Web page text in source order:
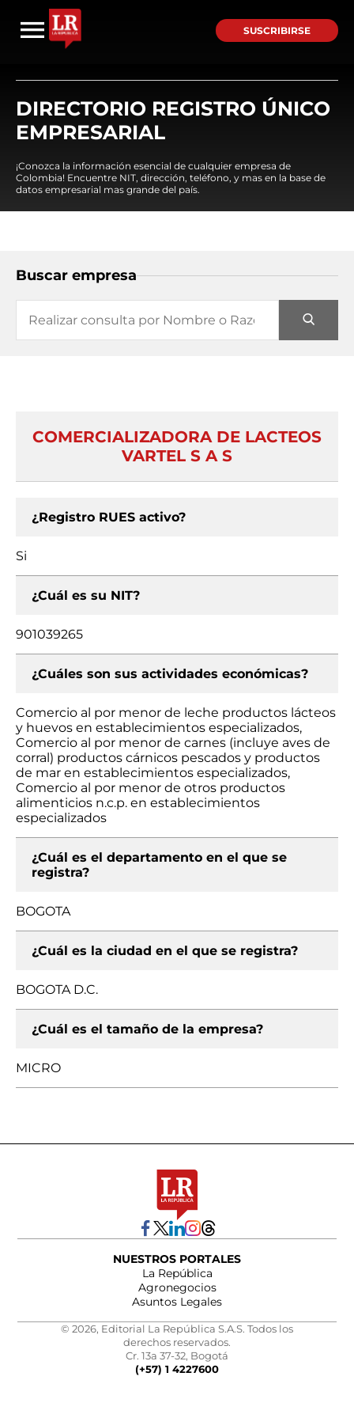
SUSCRIBIRSE
DIRECTORIO REGISTRO ÚNICO
EMPRESARIAL
¡Conozca la información esencial de cualquier empresa de
Colombia! Encuentre NIT, dirección, teléfono, y mas en la base de
datos empresarial mas grande del país.
Buscar empresa
COMERCIALIZADORA DE LACTEOS
VARTEL S A S
¿Registro RUES activo?
Si
¿Cuál es su NIT?
901039265
¿Cuáles son sus actividades económicas?
Comercio al por menor de leche productos lácteos
y huevos en establecimientos especializados,
Comercio al por menor de carnes (incluye aves de
corral) productos cárnicos pescados y productos
de mar en establecimientos especializados,
Comercio al por menor de otros productos
alimenticios n.c.p. en establecimientos
especializados
¿Cuál es el departamento en el que se
registra?
BOGOTA
¿Cuál es la ciudad en el que se registra?
BOGOTA D.C.
¿Cuál es el tamaño de la empresa?
MICRO
NUESTROS PORTALES
La República
Agronegocios
Asuntos Legales
© 2026, Editorial La República S.A.S. Todos los
derechos reservados.
Cr. 13a 37-32, Bogotá
(+57) 1 4227600